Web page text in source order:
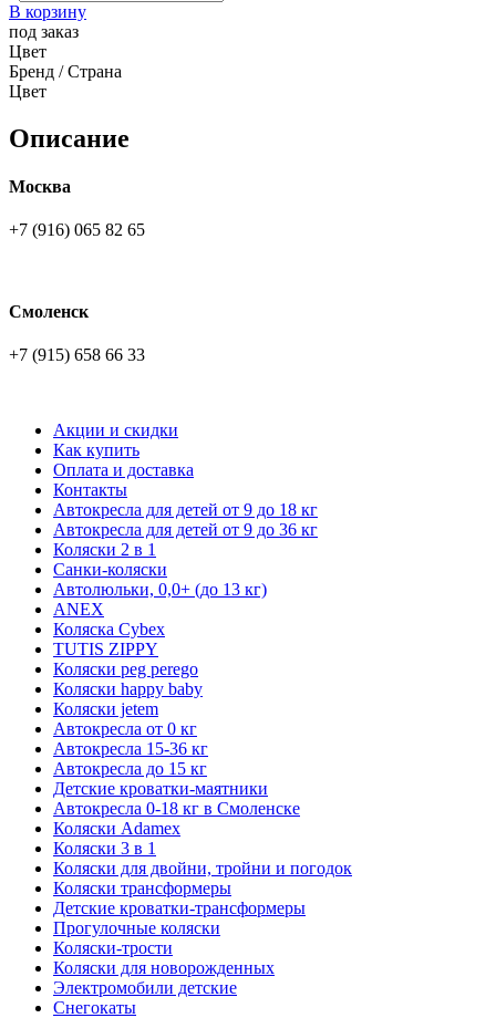
В корзину
под заказ
Цвет
Бренд / Страна
Цвет
Описание
Москва
+7 (916) 065 82 65
Смоленск
+7 (915) 658 66 33
Акции и скидки
Как купить
Оплата и доставка
Контакты
Автокресла для детей от 9 до 18 кг
Автокресла для детей от 9 до 36 кг
Коляски 2 в 1
Санки-коляски
Автолюльки, 0,0+ (до 13 кг)
ANEX
Коляска Cybex
TUTIS ZIPPY
Коляски peg perego
Коляски happy baby
Коляски jetem
Автокресла от 0 кг
Автокресла 15-36 кг
Автокресла до 15 кг
Детские кроватки-маятники
Автокресла 0-18 кг в Смоленске
Коляски Adamex
Коляски 3 в 1
Коляски для двойни, тройни и погодок
Коляски трансформеры
Детские кроватки-трансформеры
Прогулочные коляски
Коляски-трости
Коляски для новорожденных
Электромобили детские
Снегокаты